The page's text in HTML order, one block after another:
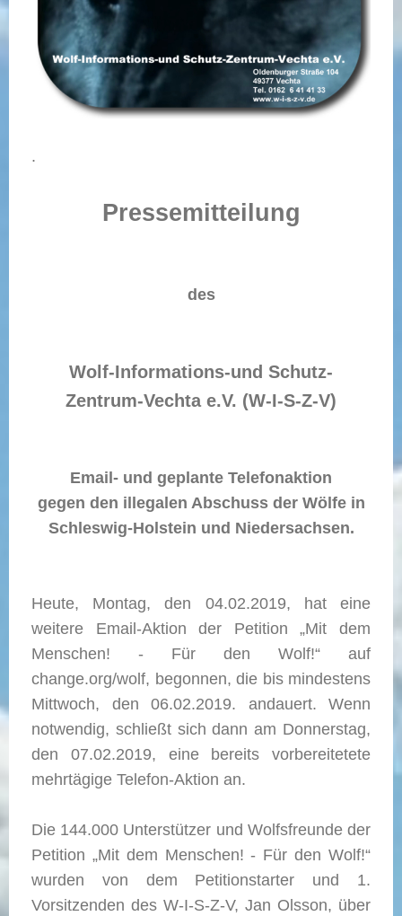
.
Pressemitteilung
des
Wolf-Informations-und Schutz-
Zentrum-Vechta e.V. (W-I-S-Z-V)
Email- und geplante Telefonaktion
gegen den illegalen Abschuss der Wölfe in
Schleswig-Holstein und Niedersachsen.
Heute, Montag, den 04.02.2019, hat eine
weitere Email-Aktion der Petition „Mit dem
Menschen! - Für den Wolf!“ auf
change.org/wolf, begonnen, die bis mindestens
Mittwoch, den 06.02.2019. andauert. Wenn
notwendig, schließt sich dann am Donnerstag,
den 07.02.2019, eine bereits vorbereitetete
mehrtägige Telefon-Aktion an.
Die 144.000 Unterstützer und Wolfsfreunde der
Petition „Mit dem Menschen! - Für den Wolf!“
wurden von dem Petitionstarter und 1.
Vorsitzenden des W-I-S-Z-V, Jan Olsson, über